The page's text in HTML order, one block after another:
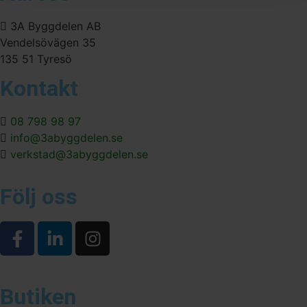
3A Byggdelen AB
Vendelsövägen 35
135 51 Tyresö
Kontakt
08 798 98 97
info@3abyggdelen.se
verkstad@3abyggdelen.se
Följ oss
Butiken